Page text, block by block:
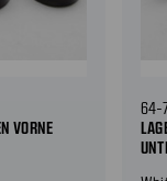
VORNE
64-